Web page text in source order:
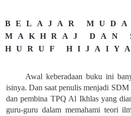
BELAJAR
MAKHRAJ DAN
HURUF
Awal keberadaan buku ini
isinya. Dan saat penulis menjadi
dan pembina TPQ Al Ikhlas yang
guru-guru dalam memahami teori